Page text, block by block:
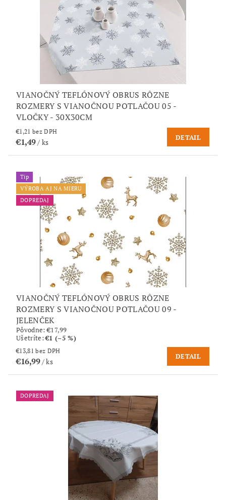
VIANOČNÝ TEFLÓNOVÝ OBRUS RÔZNE
ROZMERY S VIANOČNOU POTLAČOU 05 -
VLOČKY - 30X30CM
€1,21 bez DPH
€1,49/ ks
DETAIL
Tip
VÝROBA AJ NA MIERU
DOPREDAJ
VIANOČNÝ TEFLÓNOVÝ OBRUS RÔZNE
ROZMERY S VIANOČNOU POTLAČOU 09 -
JELENČEK
Pôvodne:€17,99
Ušetríte:€1 (–5 %)
€13,81 bez DPH
€16,99/ ks
DETAIL
DOPREDAJ